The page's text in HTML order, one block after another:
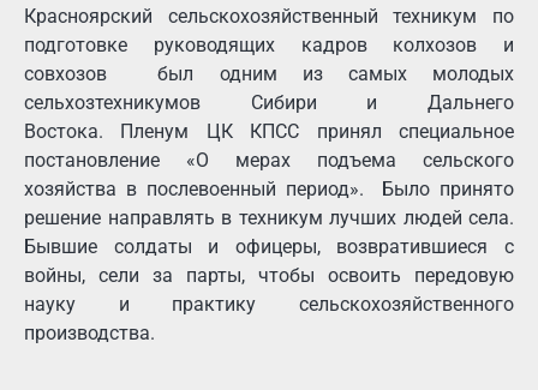
Красноярский сельскохозяйственный техникум по
подготовке руководящих кадров колхозов и
совхозов был одним из самых молодых
сельхозтехникумов Сибири и Дальнего
Востока. Пленум ЦК КПСС принял специальное
постановление «О мерах подъема сельского
хозяйства в послевоенный период».
Было принято
решение направлять в техникум лучших людей села.
Бывшие солдаты и офицеры, возвратившиеся с
войны, сели за парты, чтобы освоить передовую
науку и практику сельскохозяйственного
производства.